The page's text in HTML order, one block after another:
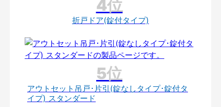
折戸ドア(錠付タイプ)
アウトセット吊戸･片引(錠なしタイプ･錠付タ
イプ) スタンダード